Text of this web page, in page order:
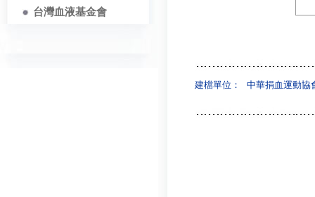
台灣血液基金會
建檔單位： 中華捐血運動協